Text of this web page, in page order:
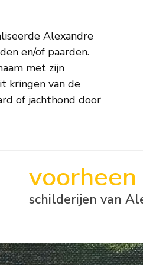
Alexandre
en/of paarden.
met zijn
kringen van de
of jachthond door
onder meer het
Clarys ontwierp
ook voor
illustrator voor
schilderijen van